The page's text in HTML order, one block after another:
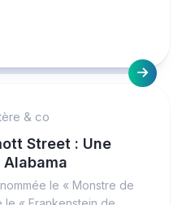
& co
Street : Une
le « Monstre de